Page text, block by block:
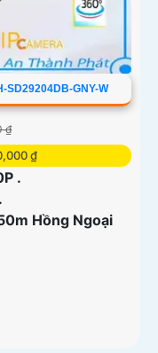
SD29204DB-GNY-W
₫
₫
.
Hồng Ngoại